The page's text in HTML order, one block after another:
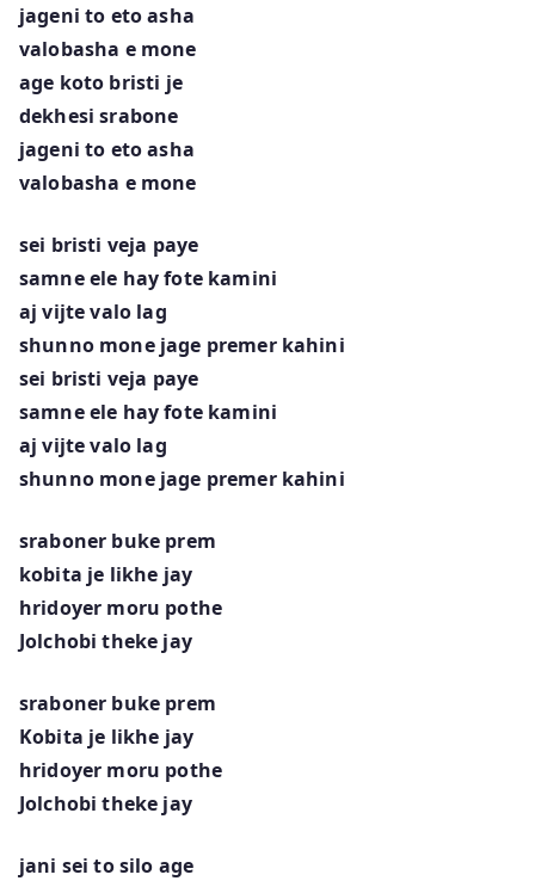
jageni to eto asha
valobasha e mone
age koto bristi je
dekhesi srabone
jageni to eto asha
valobasha e mone
sei bristi veja paye
samne ele hay fote kamini
aj vijte valo lag
shunno mone jage premer kahini
sei bristi veja paye
samne ele hay fote kamini
aj vijte valo lag
shunno mone jage premer kahini
sraboner buke prem
kobita je likhe jay
hridoyer moru pothe
Jolchobi theke jay
sraboner buke prem
Kobita je likhe jay
hridoyer moru pothe
Jolchobi theke jay
jani sei to silo age